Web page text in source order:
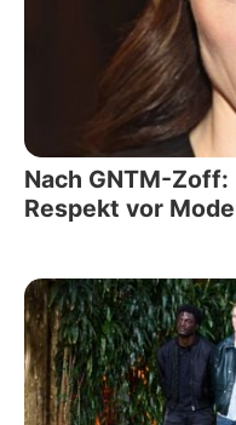
Nach GNTM-
Respekt vor